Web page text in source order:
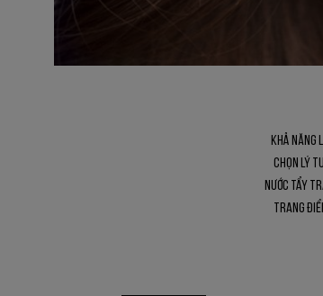
Khả
chọn lý
nước tẩy
trang